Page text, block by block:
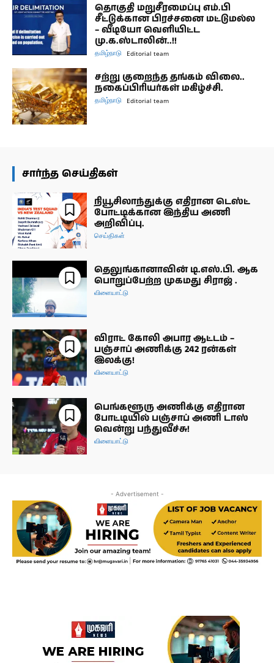
தொகுதி மறுசீரமைப்பு எம்.பி
சீட்டுக்கான பிரச்சனை மட்டுமல்ல
– வீடியோ வெளியிட்ட
மு.க.ஸ்டாலின்..!!
தமிழ்நாடு Editorial team
சற்று குறைந்த தங்கம் விலை..
நகைப்பிரியர்கள் மகிழ்ச்சி.
தமிழ்நாடு Editorial team
சார்ந்த செய்திகள்
நியூசிலாந்துக்கு எதிரான டெஸ்ட்
போட்டிக்கான இந்திய அணி
அறிவிப்பு.
செய்திகள்
தெலுங்கானாவின் டி.எஸ்.பி. ஆக
பொறுப்பேற்ற முகமது சிராஜ் .
விளையாட்டு
விராட் கோலி அபார ஆட்டம் –
பஞ்சாப் அணிக்கு 242 ரன்கள்
இலக்கு!
விளையாட்டு
பெங்களூரு அணிக்கு எதிரான
போட்டியில் பஞ்சாப் அணி டாஸ்
வென்று பந்துவீச்சு!
விளையாட்டு
- Advertisement -